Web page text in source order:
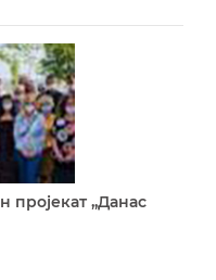
пројекат „Данас